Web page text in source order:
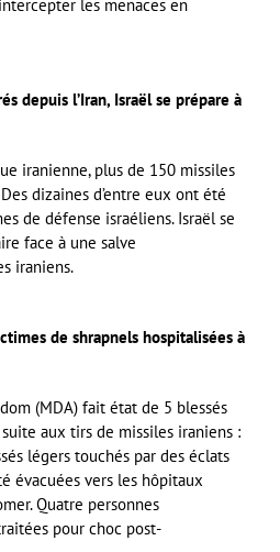
les menaces en
depuis l’Iran, Israël se prépare à
iranienne, plus de 150 missiles
dizaines d’entre eux ont été
de défense israéliens. Israël se
face à une salve
iraniens.
de shrapnels hospitalisées à
(MDA) fait état de 5 blessés
aux tirs de missiles iraniens :
légers touchés par des éclats
évacuées vers les hôpitaux
Quatre personnes
pour choc post-